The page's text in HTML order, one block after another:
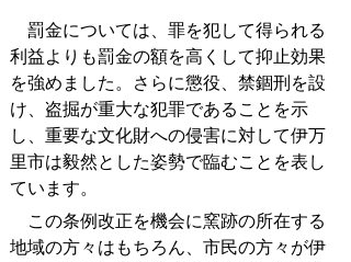
罰金については、罪を犯して得られる
利益よりも罰金の額を高くして抑止効果
を強めました。さらに懲役、禁錮刑を設
け、盗掘が重大な犯罪であることを示
し、重要な文化財への侵害に対して伊万
里市は毅然とした姿勢で臨むことを表し
ています。
この条例改正を機会に窯跡の所在する
地域の方々はもちろん、市民の方々が伊